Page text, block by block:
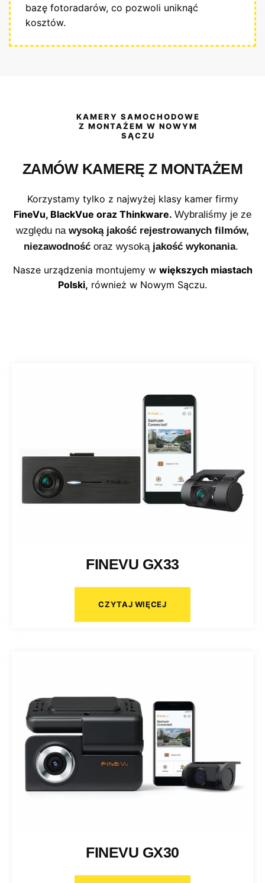
bazę fotoradarów, co pozwoli uniknąć
kosztów.
KAMERY SAMOCHODOWE
Z MONTAŻEM W NOWYM
SĄCZU
ZAMÓW KAMERĘ Z MONTAŻEM
Korzystamy tylko z najwyżej klasy kamer firmy
FineVu, BlackVue oraz Thinkware. Wybraliśmy je ze
względu na wysoką jakość rejestrowanych filmów,
niezawodność oraz wysoką jakość wykonania.
Nasze urządzenia montujemy w większych miastach
Polski, również w Nowym Sączu.
FINEVU GX33
CZYTAJ WIĘCEJ
FINEVU GX30